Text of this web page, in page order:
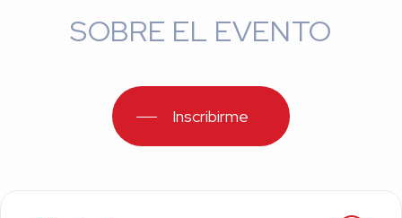
SOBRE EL EVENTO
Inscribirme